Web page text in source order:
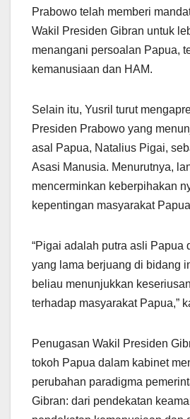
Prabowo telah memberi
Wakil Presiden Gibran untuk
menangani persoalan Papua,
kemanusiaan dan HAM.
Selain itu, Yusril turut
Presiden Prabowo yang
asal Papua, Natalius Pigai,
Asasi Manusia. Menurutnya,
mencerminkan keberpihakan
kepentingan masyarakat
“Pigai adalah putra asli Papua
yang lama berjuang di bidang
beliau menunjukkan
terhadap masyarakat Papua,”
Penugasan Wakil Presiden
tokoh Papua dalam kabinet
perubahan paradigma
Gibran: dari pendekatan